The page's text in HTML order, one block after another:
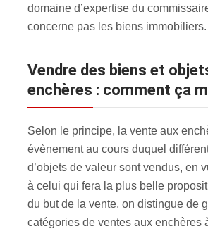
domaine d’expertise du
concerne pas les biens immobiliers.
Vendre des biens et objets aux
enchères : comment ça
Selon le principe, la vente aux
évènement au cours duquel
d’objets de valeur sont vendus, en
à celui qui fera la plus belle
du but de la vente, on distingue de
catégories de ventes aux enchères